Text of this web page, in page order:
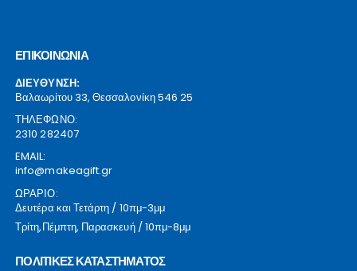
ΕΠΙΚΟΙΝΩΝΙΑ
ΔΙΕΥΘΥΝΣΗ:
Βαλαωρίτου 33, Θεσσαλονίκη 546 25
ΤΗΛΕΦΩΝΟ:
2310 282407
EMAIL:
info@makeagift.gr
ΩΡΑΡΙΟ:
Δευτέρα και Τετάρτη / 10πμ-3μμ
Τρίτη,Πέμπτη, Παρασκευή / 10πμ-8μμ
ΠΟΛΙΤΙΚΕΣ ΚΑΤΑΣΤΗΜΑΤΟΣ